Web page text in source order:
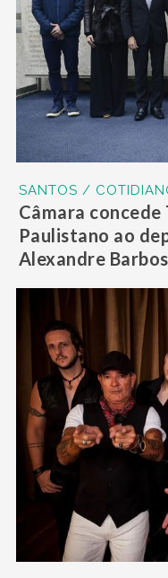
SANTOS /
Câmara
Paulistano ao
Alexandre